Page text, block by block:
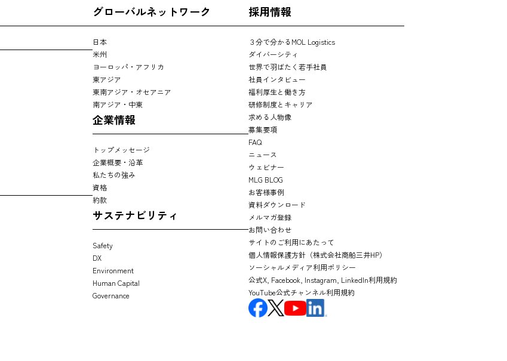
グローバルネットワーク
日本
米州
ヨーロッパ・アフリカ
東アジア
東南アジア・オセアニア
南アジア・中東
企業情報
トップメッセージ
企業概要・沿革
私たちの強み
資格
約款
サステナビリティ
Safety
DX
Environment
Human Capital
Governance
採用情報
３分で分かるMOL Logistics
ダイバーシティ
世界で羽ばたく若手社員
社員インタビュー
福利厚生と働き方
研修制度とキャリア
求める人物像
募集要項
FAQ
ニュース
ウェビナー
MLG BLOG
お客様事例
資料ダウンロード
メルマガ登録
お問い合わせ
サイトのご利用にあたって
個人情報保護方針（株式会社商船三井HP）
ソーシャルメディア利用ポリシー
公式X, Facebook, Instagram, LinkedIn利用規約
YouTube公式チャンネル利用規約